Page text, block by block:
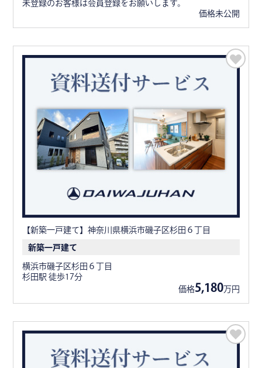
未登録のお客様は会員登録をお願いします。
価格未公開
【新築一戸建て】神奈川県横浜市磯子区杉田６丁目
新築一戸建て
横浜市磯子区杉田６丁目
杉田駅 徒歩17分
価格5,180万円